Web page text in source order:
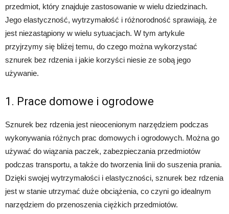
przedmiot, który znajduje zastosowanie w wielu dziedzinach.
Jego elastyczność, wytrzymałość i różnorodność sprawiają, że
jest niezastąpiony w wielu sytuacjach. W tym artykule
przyjrzymy się bliżej temu, do czego można wykorzystać
sznurek bez rdzenia i jakie korzyści niesie ze sobą jego
używanie.
1. Prace domowe i ogrodowe
Sznurek bez rdzenia jest nieocenionym narzędziem podczas
wykonywania różnych prac domowych i ogrodowych. Można go
używać do wiązania paczek, zabezpieczania przedmiotów
podczas transportu, a także do tworzenia linii do suszenia prania.
Dzięki swojej wytrzymałości i elastyczności, sznurek bez rdzenia
jest w stanie utrzymać duże obciążenia, co czyni go idealnym
narzędziem do przenoszenia ciężkich przedmiotów.